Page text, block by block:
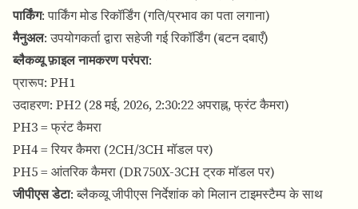
पार्किंग: पार्किंग मोड रिकॉर्डिंग (गति/प्रभाव का पता लगाना)
मैनुअल: उपयोगकर्ता द्वारा सहेजी गई रिकॉर्डिंग (बटन दबाएँ)
ब्लैकव्यू फ़ाइल नामकरण परंपरा:
प्रारूप: PH1
उदाहरण: PH2 (28 मई, 2026, 2:30:22 अपराह्न, फ्रंट कैमरा)
PH3 = फ्रंट कैमरा
PH4 = रियर कैमरा (2CH/3CH मॉडल पर)
PH5 = आंतरिक कैमरा (DR750X-3CH ट्रक मॉडल पर)
जीपीएस डेटा: ब्लैकव्यू जीपीएस निर्देशांक को मिलान टाइमस्टैम्प के साथ